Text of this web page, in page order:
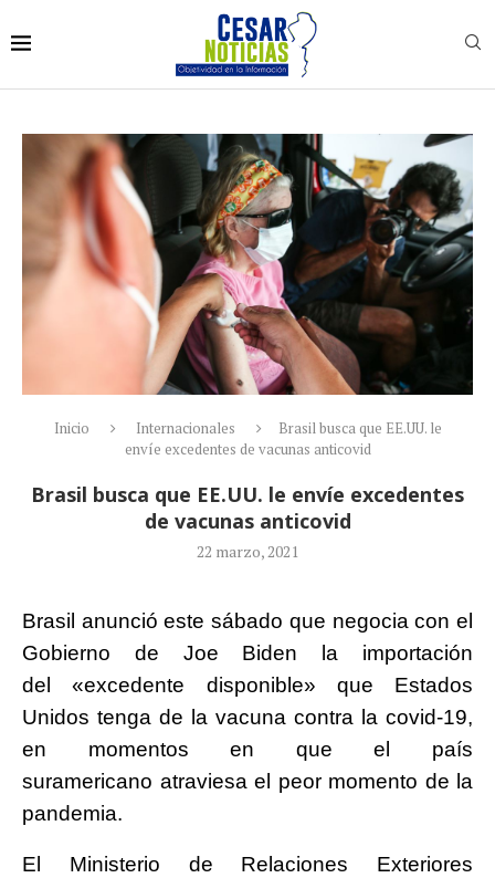
Inicio Internacionales
Brasil busca que EE.UU. le
envíe excedentes de vacunas anticovid
Brasil busca que EE.UU. le envíe excedentes
de vacunas anticovid
22 marzo, 2021
Brasil anunció este sábado que negocia con el
Gobierno de Joe Biden la importación
del «excedente disponible» que Estados
Unidos tenga de la vacuna contra la covid-19,
en momentos en que el país
suramericano atraviesa el peor momento de la
pandemia.
El Ministerio de Relaciones Exteriores